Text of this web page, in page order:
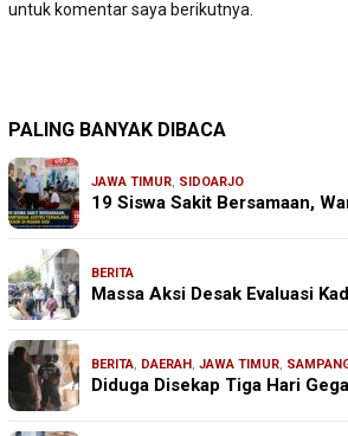
untuk komentar saya berikutnya.
PALING BANYAK DIBACA
JAWA TIMUR, SIDOARJO
19 Siswa Sakit Bersamaan,
BERITA
Massa Aksi Desak Evaluasi
BERITA, DAERAH, JAWA TIMUR,
Diduga Disekap Tiga Hari